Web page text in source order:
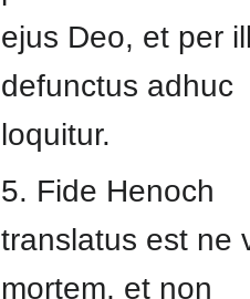
ejus Deo, et per
defunctus adhuc
loquitur.
5. Fide Henoch
translatus est ne
mortem, et non